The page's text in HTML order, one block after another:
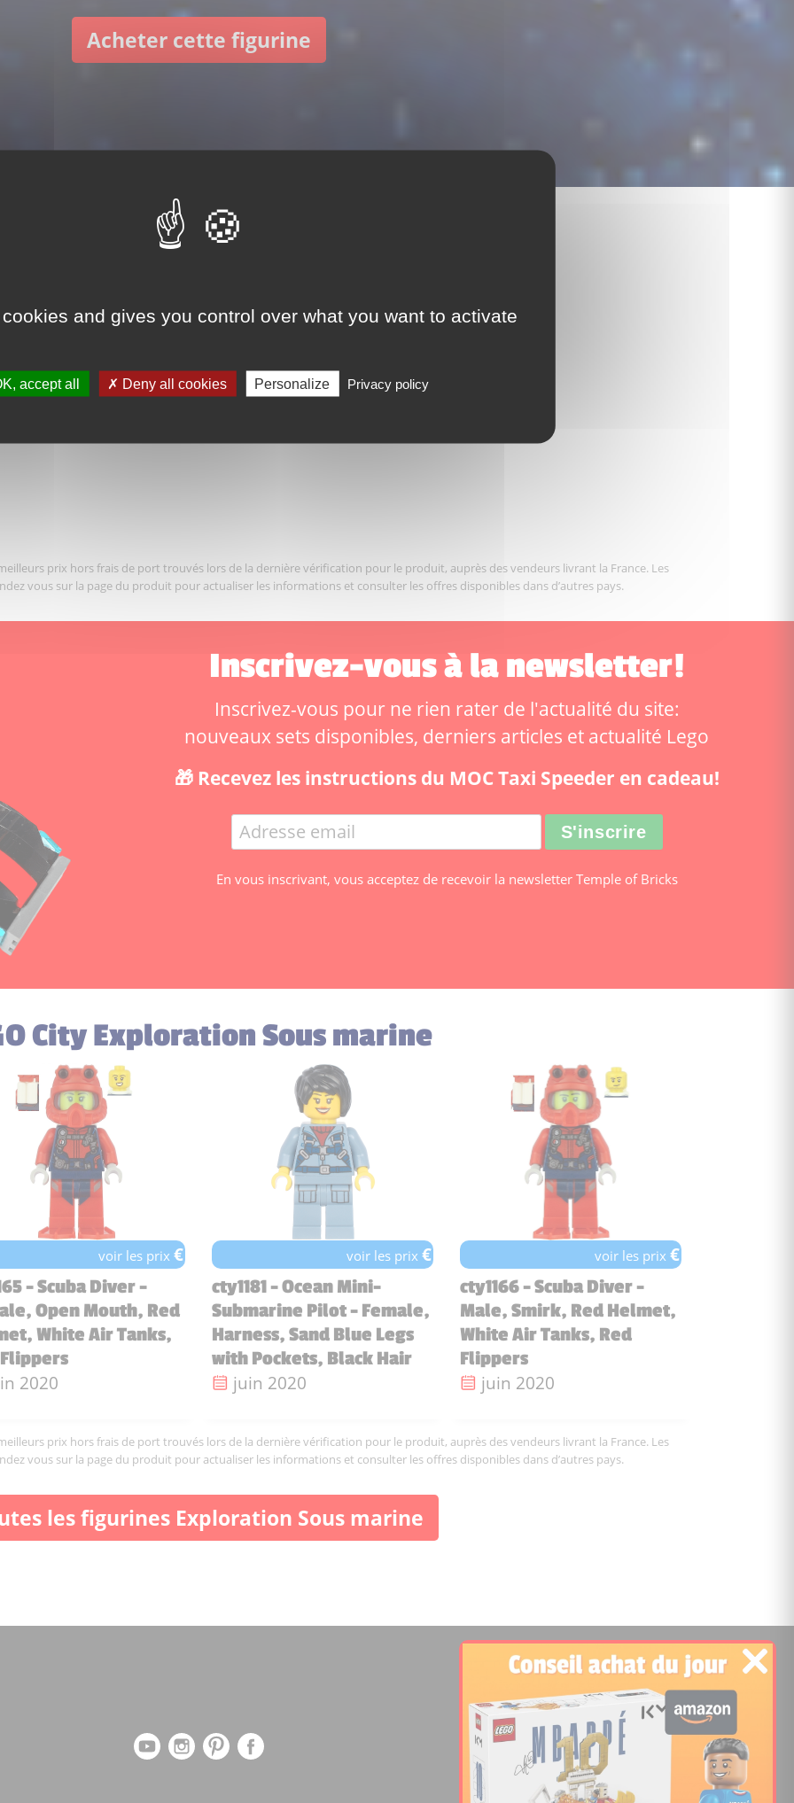
Acheter cette figurine
disponible dans ces sets
prix hors frais de port trouvés lors de la dernière vérification pour le produit, auprès des vendeurs livrant la France. Les
vous sur la page du produit pour actualiser les informations et consulter les offres disponibles dans d’autres pays.
Inscrivez-vous à la newsletter!
Inscrivez-vous pour ne rien rater de l'actualité du site:
nouveaux sets disponibles, derniers articles et actualité Lego
🎁 Recevez les instructions du MOC Taxi Speeder en cadeau!
En vous inscrivant, vous acceptez de recevoir la newsletter Temple of Bricks
City Exploration Sous marine
voir les prix€
- Scuba Diver -
Open Mouth, Red
White Air Tanks,
de sortie :
2020
voir les prix€
cty1181 - Ocean Mini-
Submarine Pilot - Female,
Harness, Sand Blue Legs
with Pockets, Black Hair
Date de sortie :
juin 2020
voir les prix€
cty1166 - Scuba Diver -
Male, Smirk, Red Helmet,
White Air Tanks, Red
Flippers
Date de sortie :
juin 2020
prix hors frais de port trouvés lors de la dernière vérification pour le produit, auprès des vendeurs livrant la France. Les
vous sur la page du produit pour actualiser les informations et consulter les offres disponibles dans d’autres pays.
les figurines Exploration Sous marine
©2026 Temple of Bricks
Notez le site:
Comparateur de prix Lego
and gives you control over what you want to activate
accept all Deny all cookies Personalize Privacy policy